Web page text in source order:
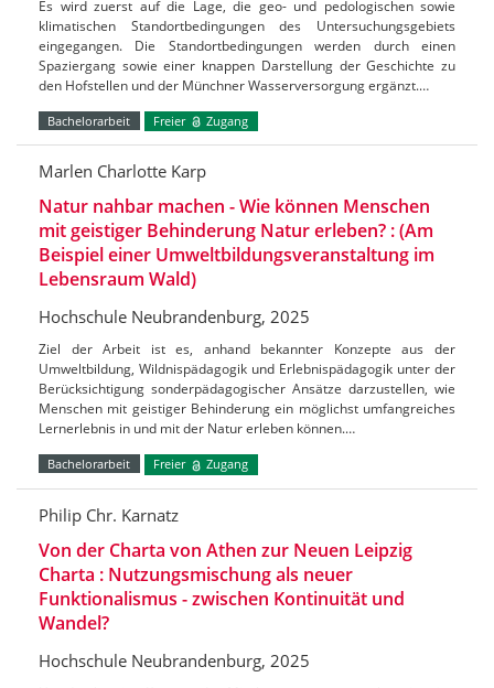
Es wird zuerst auf die Lage, die geo- und pedologischen sowie
klimatischen Standortbedingungen des Untersuchungsgebiets
eingegangen. Die Standortbedingungen werden durch einen
Spaziergang sowie einer knappen Darstellung der Geschichte zu
den Hofstellen und der Münchner Wasserversorgung ergänzt.…
Bachelorarbeit Freier Zugang
Marlen Charlotte Karp
Natur nahbar machen - Wie können Menschen
mit geistiger Behinderung Natur erleben? : (Am
Beispiel einer Umweltbildungsveranstaltung im
Lebensraum Wald)
Hochschule Neubrandenburg, 2025
Ziel der Arbeit ist es, anhand bekannter Konzepte aus der
Umweltbildung, Wildnispädagogik und Erlebnispädagogik unter der
Berücksichtigung sonderpädagogischer Ansätze darzustellen, wie
Menschen mit geistiger Behinderung ein möglichst umfangreiches
Lernerlebnis in und mit der Natur erleben können.…
Bachelorarbeit Freier Zugang
Philip Chr. Karnatz
Von der Charta von Athen zur Neuen Leipzig
Charta : Nutzungsmischung als neuer
Funktionalismus - zwischen Kontinuität und
Wandel?
Hochschule Neubrandenburg, 2025